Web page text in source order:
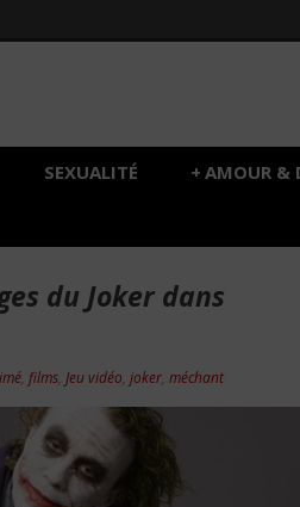
SEXUALITÉ AMOUR &
+
du Joker dans
films Jeu vidéo joker méchant